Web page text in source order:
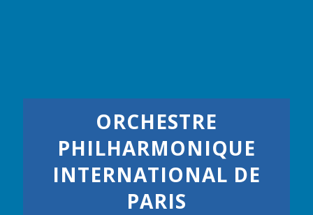
ORCHESTRE
PHILHARMONIQUE
INTERNATIONAL DE
PARIS